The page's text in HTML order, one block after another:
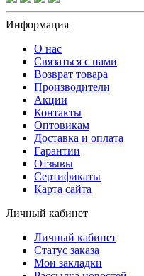
Информация
О нас
Связаться с нами
Возврат товара
Производители
Акции
Контакты
Оптовикам
Доставка и оплата
Гарантии
Отзывы
Сертификаты
Карта сайта
Личный кабинет
Личный кабинет
Статус заказа
Мои закладки